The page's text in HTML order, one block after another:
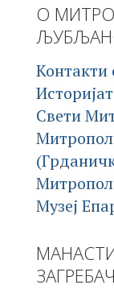
О
Контакти
Свети
Музеј